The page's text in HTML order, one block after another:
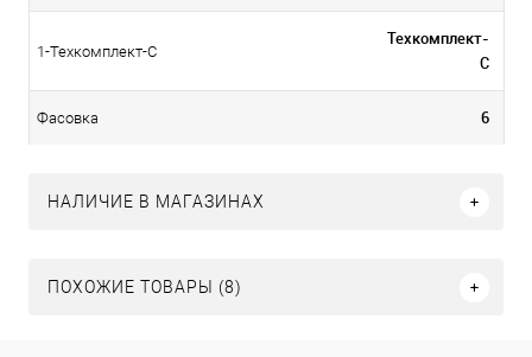
1-Техкомплект-С
Техкомплект-
С
Фасовка 6
НАЛИЧИЕ В МАГАЗИНАХ
ПОХОЖИЕ ТОВАРЫ (8)